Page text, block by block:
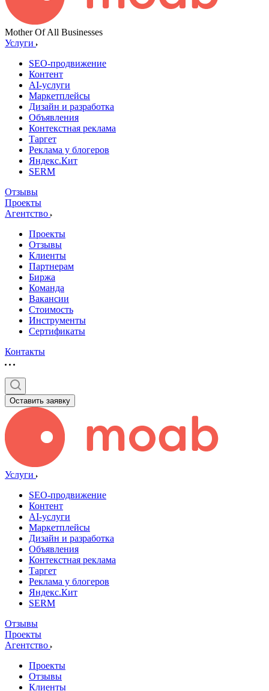
Mother Of All Businesses
Услуги
SEO-продвижение
Контент
AI-услуги
Маркетплейсы
Дизайн и разработка
Объявления
Контекстная реклама
Таргет
Реклама у блогеров
Яндекс.Кит
SERM
Отзывы
Проекты
Агентство
Проекты
Отзывы
Клиенты
Партнерам
Биржа
Команда
Вакансии
Стоимость
Инструменты
Сертификаты
Контакты
Оставить заявку
Услуги
SEO-продвижение
Контент
AI-услуги
Маркетплейсы
Дизайн и разработка
Объявления
Контекстная реклама
Таргет
Реклама у блогеров
Яндекс.Кит
SERM
Отзывы
Проекты
Агентство
Проекты
Отзывы
Клиенты